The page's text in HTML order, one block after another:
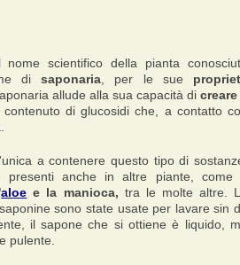
scientifico della pianta
disaponaria , per le sue
allude alla sua capacità di
contenuto di glucosidi che, a contatto
a contenere questo tipo di
presenti anche in altre piante,
aloe e la manioca, tra le molte altre.
sono state usate per lavare sin
il sapone che si ottiene è liquido,
pulente.